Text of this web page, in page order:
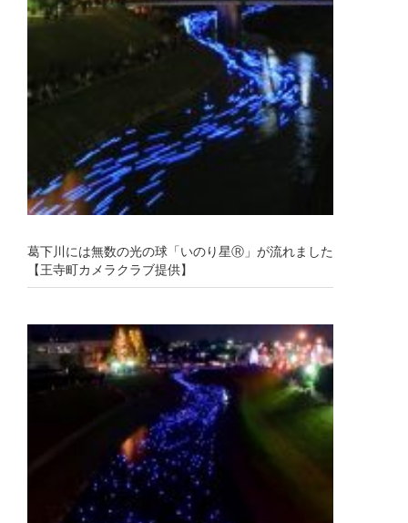
葛下川には無数の光の球「いのり星Ⓡ」が流れました
【王寺町カメラクラブ提供】